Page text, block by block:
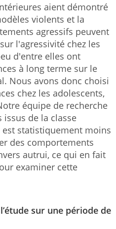
aient démontré
violents et la
agressifs peuvent
l'agressivité chez les
d'entre elles ont
à long terme sur le
Nous avons donc choisi
chez les adolescents,
équipe de recherche
issus de la classe
statistiquement moins
des comportements
autrui, ce qui en fait
examiner cette
sur une période de